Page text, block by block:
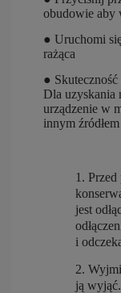
obudowie aby
● Uruchomi
rażąca
● Skuteczność
Dla uzyskania
urządzenie w
innym
1.
jest
i
2.
ją wyjąć.